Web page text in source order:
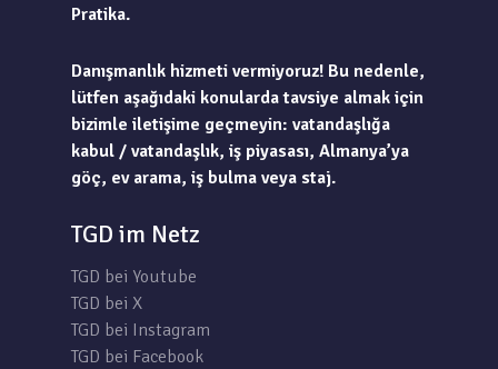
Pratika.
Danışmanlık hizmeti vermiyoruz! Bu nedenle,
lütfen aşağıdaki konularda tavsiye almak için
bizimle iletişime geçmeyin: vatandaşlığa
kabul / vatandaşlık, iş piyasası, Almanya’ya
göç, ev arama, iş bulma veya staj.
TGD im Netz
TGD bei Youtube
TGD bei X
TGD bei Instagram
TGD bei Facebook